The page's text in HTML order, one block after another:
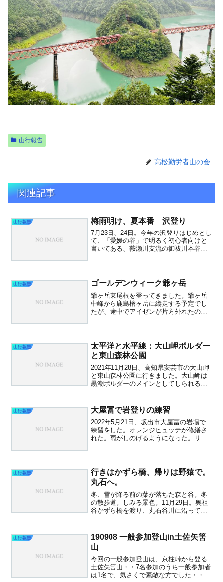
山行報告
高松勤労者山の会
関連記事
山行報告 梅雨明け、夏本番 沢登り
7月23日、24日。今年の沢登りはじめとし
て、「愛媛の谷」で明るく初心者向けと
書いてある、鞍瀬川支流の御祓川本谷へ3
いで滝にとりつく...
山行報告 ゴールデンウィーク爺ヶ岳
爺ヶ岳東尾根を登ってきました。爺ヶ岳
中峰から鹿島槍ヶ岳に縦走する予定でし
たが、途中でアイゼンが片方外れたのを
手こずりました。爺ヶ岳鹿...
山行報告
太平洋と水平線：大山岬ボルダー
と東山森林公園
2021年11月28日、高知県安芸市の大山岬
と東山森林公園に行きました。大山岬は
黒潮ボルダーのメインとしてしられると
よると10級から3段くらいまであるので、
いろんなレベ...
山行報告 大屋冨で岩登りの練習
2022年5月21日、坂出市大屋冨の岩場で
練習をした。オレンジヒュッテが修繕さ
れた。雨がしのげるようになった。リー
山行報告
行きはかずら橋、帰りは野猿で。
丸石へ。
冬、雪が降る前の葉が落ちた森と谷。冬
の散歩道。しみる景色。11月29日。奥祖
谷かずら橋を渡り、丸石谷川に沿って登
る。帰りは「野猿」に乗って川を渡っ
た。
山行報告
190908 一般参加登山in土佐矢筈
山
今回の一般参加登山は、京柱峠から登る
土佐矢筈山・・7名参加のうち一般参加者
は1名で、気さくで素敵な方でした・・あ